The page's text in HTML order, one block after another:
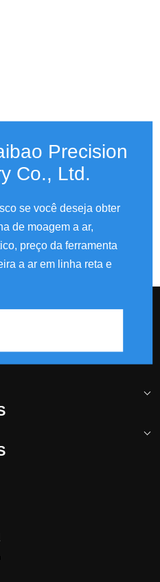
Precision
Co., Ltd.
se você deseja obter
de moagem a ar,
preço da ferramenta
a ar em linha reta e